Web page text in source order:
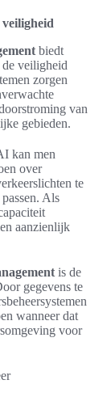
biedt
veiligheid
zorgen
van
gebieden.
kan men
over
te
Als
aanzienlijk
is de
gegevens te
wanneer dat
voor